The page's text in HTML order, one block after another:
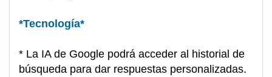
*Tecnología*
* La IA de Google podrá acceder al historial de
búsqueda para dar respuestas personalizadas.